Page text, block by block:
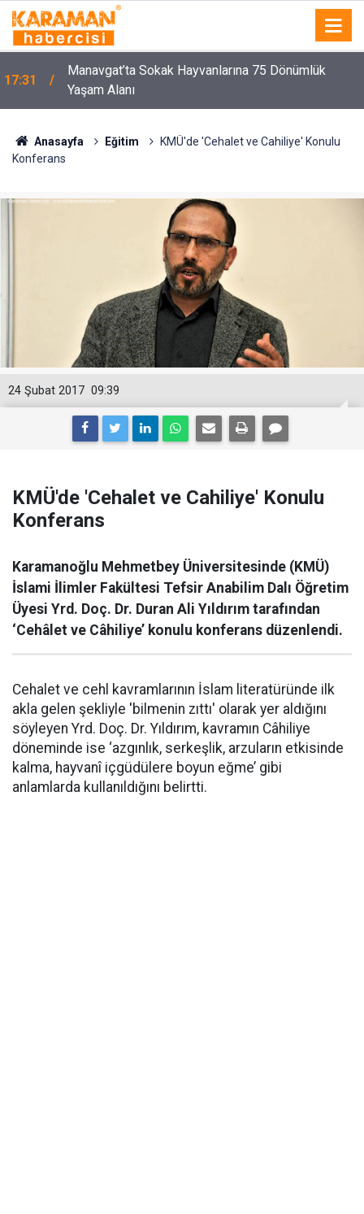
17:31
Manavgat’ta Sokak Hayvanlarına 75 Dönümlük
Yaşam Alanı
Anasayfa Eğitim
KMÜ'de 'Cehalet ve Cahiliye' Konulu
Konferans
09:39
24 Şubat 2017
KMÜ'de 'Cehalet ve Cahiliye' Konulu
Konferans
Karamanoğlu Mehmetbey Üniversitesinde (KMÜ)
İslami İlimler Fakültesi Tefsir Anabilim Dalı Öğretim
Üyesi Yrd. Doç. Dr. Duran Ali Yıldırım tarafından
‘Cehâlet ve Câhiliye’ konulu konferans düzenlendi.
Cehalet ve cehl kavramlarının İslam literatüründe ilk
akla gelen şekliyle 'bilmenin zıttı' olarak yer aldığını
söyleyen Yrd. Doç. Dr. Yıldırım, kavramın Câhiliye
döneminde ise ‘azgınlık, serkeşlik, arzuların etkisinde
kalma, hayvanî içgüdülere boyun eğme’ gibi
anlamlarda kullanıldığını belirtti.